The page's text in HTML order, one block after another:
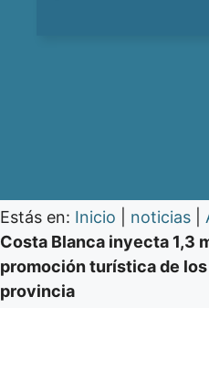
Estás en: Inicio noticias
Costa Blanca inyecta 1,3
promoción turística de
provincia